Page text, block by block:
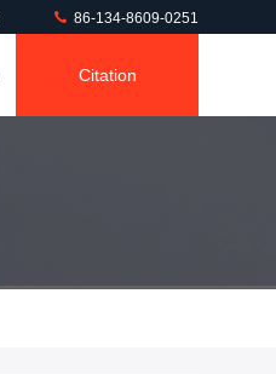
86-134-8609-0251
Citation